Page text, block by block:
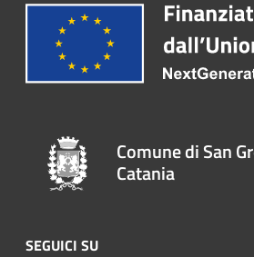
Comune di San
Catania
SEGUICI SU